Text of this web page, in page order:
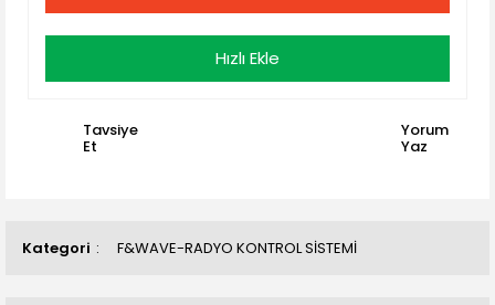
Kategori F&WAVE-RADYO KONTROL SİSTEMİ
Hızlı Ekle
Tavsiye
Et
Yorum
Yaz